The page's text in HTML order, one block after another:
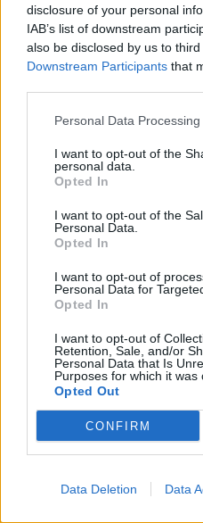
disclosure of your personal
IAB’s list of downstream
also be disclosed by us to
Downstream Participants that
Personal Data
I want to opt-out of the
personal data.
Opted In
I want to opt-out of the
Personal Data.
Opted In
I want to opt-out of
Personal Data for
Opted In
I want to opt-out of
Retention, Sale, and/or
Personal Data that Is
Purposes for which it was
Opted Out
CONFIRM
Data Deletion Data
ΕΙΚΑΣΤΙΚΑ
Ανοίγει ο δρόμος για το
Μουσείο Ιακωβίδη στα
Ολοκληρώθηκε η μεταβίβαση
ακινήτου και ακολουθεί η
Δήμο Δυτικής Λέσβου
ΡΕΠΟΡΤΑΖ ΔΡΑΣΕΙΣ
Στο Πανελλήνιον έκθεση
Μυτιλήνης με το χθες
Μια έκθεση διοργανωμένη
Εμπορικό Σύλλογο Μυτιλήνης
ΜΟΥΣΙΚΗ
Η γιορτή της τράτας
ξανά στη Σκάλα Πολιχνίτου
Η αναπαράσταση του παλιού
αλιευτικού εθίμου, οι
γέμισαν το λιμάνι το βράδυ
Αυγούστου